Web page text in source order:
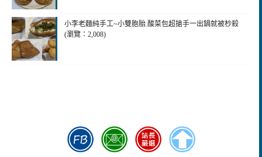
小李老麵純手工~小雙胞胎.酸菜包超搶手一出鍋就被杪殺
(瀏覽：2,008)